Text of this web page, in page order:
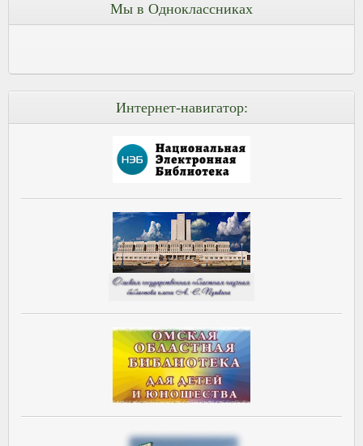
Мы в Одноклассниках
Интернет-навигатор: